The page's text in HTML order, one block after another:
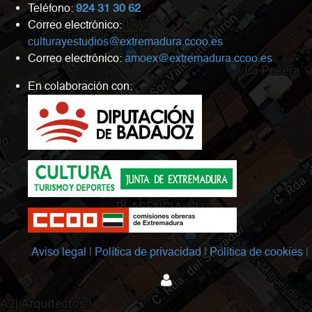
Teléfono: 924 31 30 62
Correo electrónico:
culturayestudios@extremadura.ccoo.es
Correo electrónico:amoex@extremadura.ccoo.es
En colaboración con:
Aviso legal Política de privacidad Política de cookies